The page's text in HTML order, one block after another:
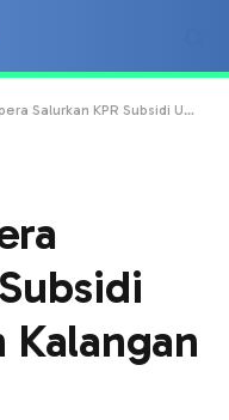
KPR Subsidi Untuk Seluruh Kalangan Pekerja